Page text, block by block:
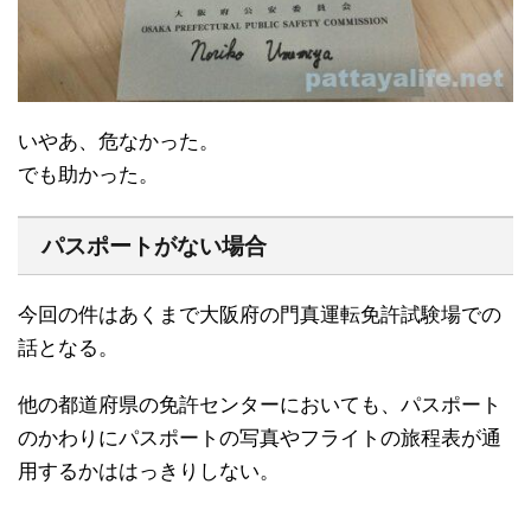
いやあ、危なかった。
でも助かった。
パスポートがない場合
今回の件はあくまで大阪府の門真運転免許試験場での
話となる。
他の都道府県の免許センターにおいても、パスポート
のかわりにパスポートの写真やフライトの旅程表が通
用するかははっきりしない。